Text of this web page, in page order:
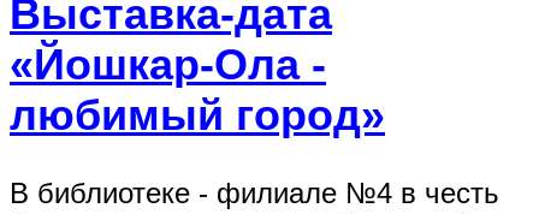
Выставка-дата
«Йошкар-Ола -
любимый город»
В библиотеке - филиале №4 в честь